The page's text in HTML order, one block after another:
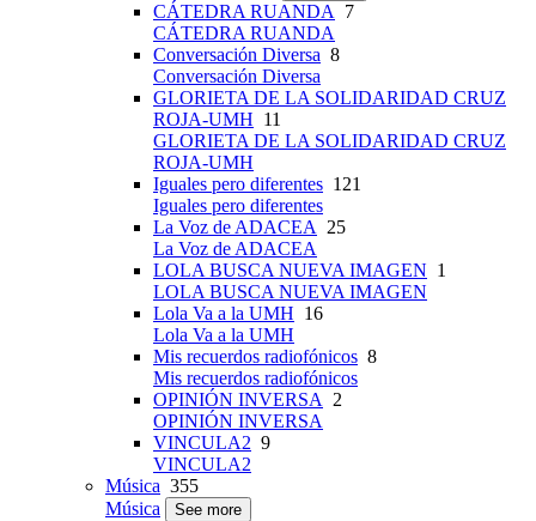
CÁTEDRA RUANDA
7
CÁTEDRA RUANDA
Conversación Diversa 8
Conversación Diversa
GLORIETA DE LA SOLIDARIDAD CRUZ
ROJA-UMH 11
GLORIETA DE LA SOLIDARIDAD CRUZ
ROJA-UMH
Iguales pero diferentes 121
Iguales pero diferentes
La Voz de ADACEA
25
La Voz de ADACEA
LOLA BUSCA NUEVA IMAGEN 1
LOLA BUSCA NUEVA IMAGEN
Lola Va a la UMH 16
Lola Va a la UMH
Mis recuerdos radiofónicos 8
Mis recuerdos radiofónicos
OPINIÓN INVERSA
2
OPINIÓN INVERSA
VINCULA2 9
VINCULA2
Música 355
Música
See more